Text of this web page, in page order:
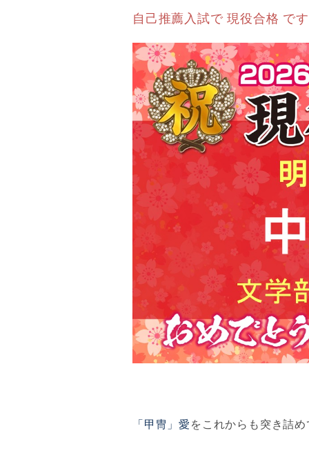
自己推薦入試で 現役合格 で
「甲冑」愛 をこれからも突き詰